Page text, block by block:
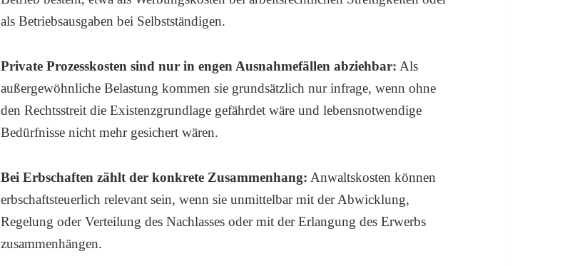
als Betriebsausgaben bei Selbstständigen.
Private Prozesskosten sind nur in engen Ausnahmefällen abziehbar: Als
außergewöhnliche Belastung kommen sie grundsätzlich nur infrage, wenn ohne
den Rechtsstreit die Existenzgrundlage gefährdet wäre und lebensnotwendige
Bedürfnisse nicht mehr gesichert wären.
Bei Erbschaften zählt der konkrete Zusammenhang: Anwaltskosten können
erbschaftsteuerlich relevant sein, wenn sie unmittelbar mit der Abwicklung,
Regelung oder Verteilung des Nachlasses oder mit der Erlangung des Erwerbs
zusammenhängen.